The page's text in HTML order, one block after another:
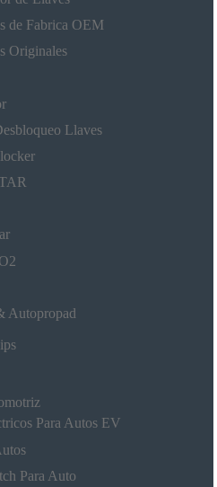
de Fabrica OEM
Originales
Llaves
Autopropad
Para Autos EV
Para Auto